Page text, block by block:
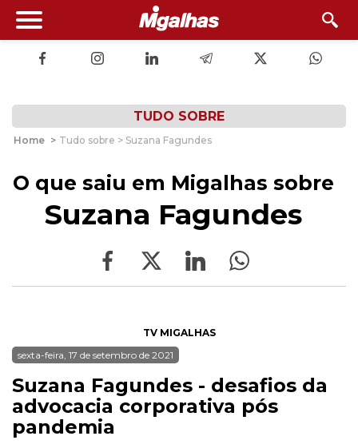
TUDO SOBRE
Home > Tudo sobre > Suzana Fagundes
O que saiu em Migalhas sobre
Suzana Fagundes
TV MIGALHAS
sexta-feira, 17 de setembro de 2021
Suzana Fagundes - desafios da
advocacia corporativa pós
pandemia